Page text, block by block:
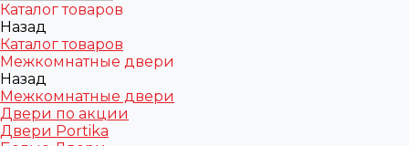
Каталог товаров
Назад
Каталог товаров
Межкомнатные двери
Назад
Межкомнатные двери
Двери по акции
Двери Portika